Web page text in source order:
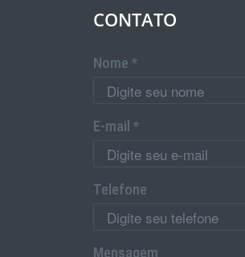
CONTATO
Nome *
E-mail *
Telefone
Mensagem